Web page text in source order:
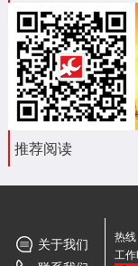
推荐阅读
关于我们
热
工